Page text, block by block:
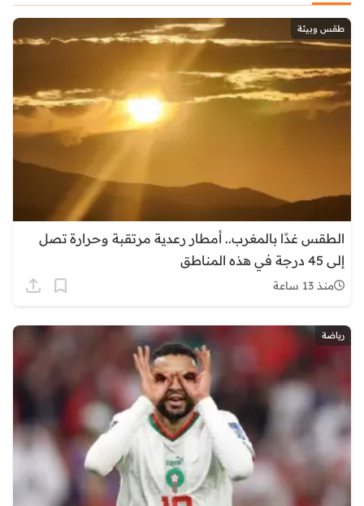
طقس وبيئة
الطقس غدًا بالمغرب.. أمطار رعدية مرتقبة وحرارة تصل
إلى 45 درجة في هذه المناطق
منذ 13 ساعة
رياضة